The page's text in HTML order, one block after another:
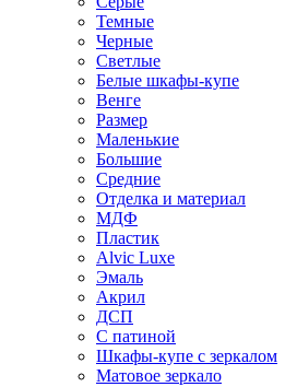
Темные
Черные
Светлые
Белые шкафы-купе
Венге
Размер
Маленькие
Большие
Средние
Отделка и материал
МДФ
Пластик
Alvic Luxe
Эмаль
Акрил
ДСП
С патиной
Шкафы-купе с зеркалом
Матовое зеркало